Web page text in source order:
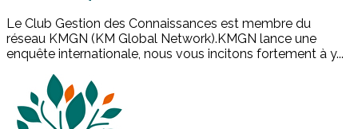
Le Club Gestion des Connaissances est membre du
réseau KMGN (KM Global Network).KMGN lance une
enquête internationale, nous vous incitons fortement à y...